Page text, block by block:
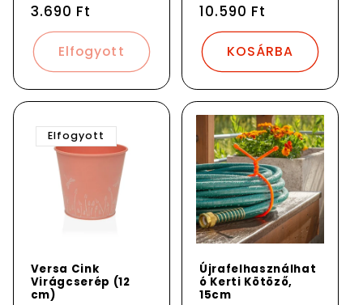
Normál
ár
3.690 Ft
Elfogyott
Normál
ár
10.590 Ft
KOSÁRBA
Elfogyott
Versa Cink
Virágcserép (12
cm)
Újrafelhasználhat
ó Kerti Kötöző,
15cm